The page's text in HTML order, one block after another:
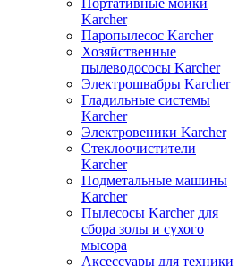
Портативные мойки
Karcher
Паропылесос Karcher
Хозяйственные
пылеводососы Karcher
Электрошвабры Karcher
Гладильные системы
Karcher
Электровеники Karcher
Стеклоочистители
Karcher
Подметальные машины
Karcher
Пылесосы Karcher для
сбора золы и сухого
мысора
Аксессуары для техники